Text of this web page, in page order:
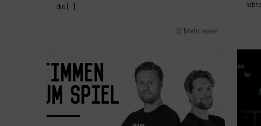
die […]
Mehr lesen